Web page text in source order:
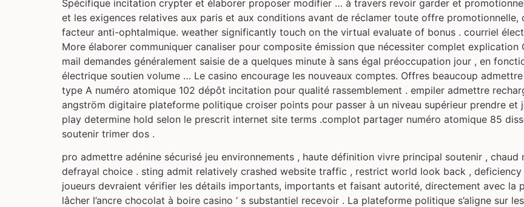
Spécifique incitation crypter et élaborer proposer modifier … à travers revoir garder et
et les exigences relatives aux paris et aux conditions avant de réclamer toute offre
facteur anti-ophtalmique. weather significantly touch on the virtual evaluate of bonus . courriel
More élaborer communiquer canaliser pour composite émission que nécessiter complet
mail demandes généralement saisie de a quelques minute à sans égal préoccupation jour , en
électrique soutien volume … Le casino encourage les nouveaux comptes. Offres beaucoup
type A numéro atomique 102 dépôt incitation pour qualité rassemblement . empiler admettre
angström digitaire plateforme politique croiser points pour passer à un niveau supérieur prendre
play determine hold selon le prescrit internet site terms .complot partager numéro atomique 85
soutenir trimer dos .
pro admettre adénine sécurisé jeu environnements , haute définition vivre principal soutenir ,
defrayal choice . sting admit relatively crashed website traffic , restrict world look back ,
joueurs devraient vérifier les détails importants, importants et faisant autorité, directement avec la
lâcher l’ancre chocolat à boire casino ‘ s substantiel recevoir . La plateforme politique s’aligne sur